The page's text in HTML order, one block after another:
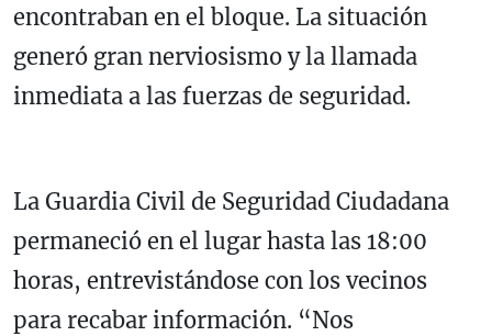
encontraban en el bloque. La situación
generó gran nerviosismo y la llamada
inmediata a las fuerzas de seguridad.
La Guardia Civil de Seguridad Ciudadana
permaneció en el lugar hasta las 18:00
horas, entrevistándose con los vecinos
para recabar información. “Nos